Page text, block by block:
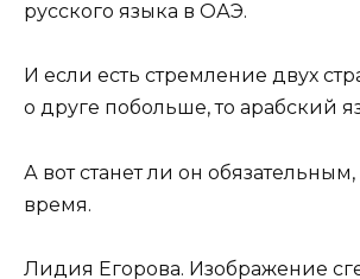
русского языка в ОАЭ.
И если есть стремление двух
о друге побольше, то арабский
А вот станет ли он
время.
Лидия Егорова. Изображение